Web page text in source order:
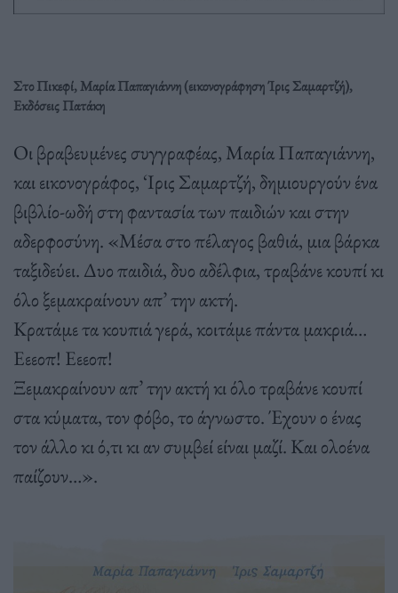
Στο Πικεφί, Μαρία Παπαγιάννη (εικονογράφηση Ίρις Σαμαρτζή),
Εκδόσεις Πατάκη
Οι βραβευμένες συγγραφέας, Μαρία Παπαγιάννη,
και εικονογράφος, ‘Ιρις Σαμαρτζή, δημιουργούν ένα
βιβλίο-ωδή στη φαντασία των παιδιών και στην
αδερφοσύνη. «Μέσα στο πέλαγος βαθιά, μια βάρκα
ταξιδεύει. Δυο παιδιά, δυο αδέλφια, τραβάνε κουπί κι
όλο ξεμακραίνουν απ’ την ακτή.
Κρατάμε τα κουπιά γερά, κοιτάμε πάντα μακριά…
Εεεοπ! Εεεοπ!
Ξεμακραίνουν απ’ την ακτή κι όλο τραβάνε κουπί
στα κύματα, τον φόβο, το άγνωστο. Έχουν ο ένας
τον άλλο κι ό,τι κι αν συμβεί είναι μαζί. Και ολοένα
παίζουν…».